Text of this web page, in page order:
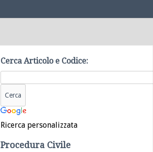
Cerca Articolo e Codice:
Ricerca personalizzata
Procedura Civile